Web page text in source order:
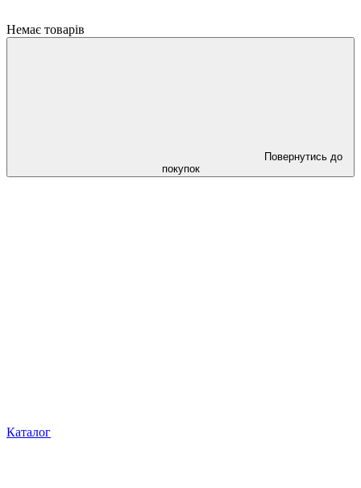
Немає товарів
Повернутись до
покупок
Каталог